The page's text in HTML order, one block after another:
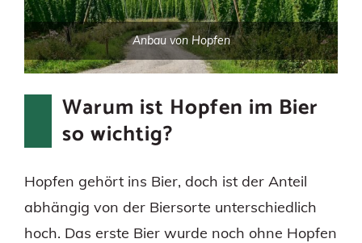
Anbau von Hopfen
Warum ist Hopfen im Bier
so wichtig?
Hopfen gehört ins Bier, doch ist der Anteil
abhängig von der Biersorte unterschiedlich
hoch. Das erste Bier wurde noch ohne Hopfen